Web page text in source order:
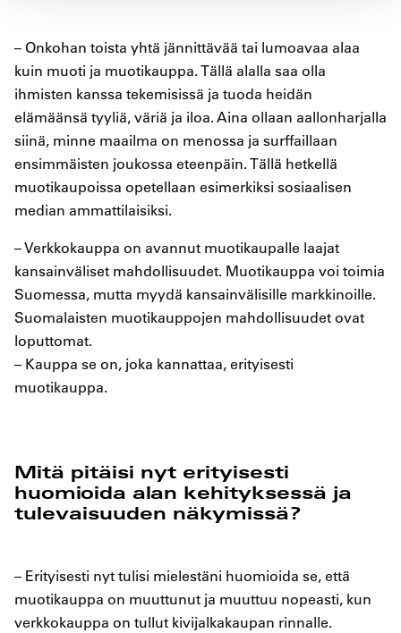
– Onkohan toista yhtä jännittävää tai lumoavaa alaa
kuin muoti ja muotikauppa. Tällä alalla saa olla
ihmisten kanssa tekemisissä ja tuoda heidän
elämäänsä tyyliä, väriä ja iloa. Aina ollaan aallonharjalla
siinä, minne maailma on menossa ja surffaillaan
ensimmäisten joukossa eteenpäin. Tällä hetkellä
muotikaupoissa opetellaan esimerkiksi sosiaalisen
median ammattilaisiksi.
– Verkkokauppa on avannut muotikaupalle laajat
kansainväliset mahdollisuudet. Muotikauppa voi toimia
Suomessa, mutta myydä kansainvälisille markkinoille.
Suomalaisten muotikauppojen mahdollisuudet ovat
loputtomat.
– Kauppa se on, joka kannattaa, erityisesti
muotikauppa.
Mitä pitäisi nyt erityisesti
huomioida alan kehityksessä ja
tulevaisuuden näkymissä?
– Erityisesti nyt tulisi mielestäni huomioida se, että
muotikauppa on muuttunut ja muuttuu nopeasti, kun
verkkokauppa on tullut kivijalkakaupan rinnalle.